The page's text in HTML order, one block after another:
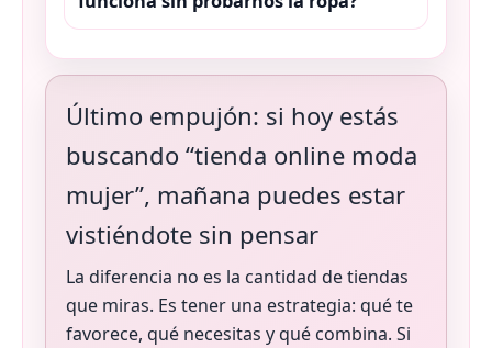
Último empujón: si hoy estás
buscando “tienda online moda
mujer”, mañana puedes estar
vistiéndote sin pensar
La diferencia no es la cantidad de tiendas
que miras. Es tener una estrategia: qué te
favorece, qué necesitas y qué combina. Si